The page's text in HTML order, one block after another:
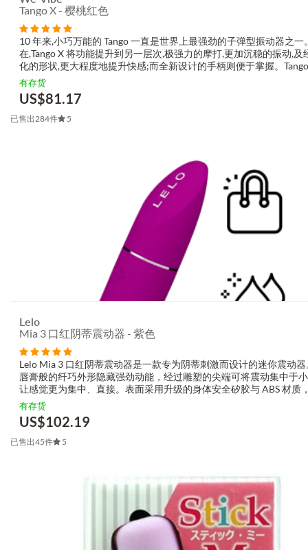
Tango X - 樱桃红色
10 年来,小巧万能的 Tango 一直是世界上最强劲的子弹型振动器之一
在,Tango X 将功能提升到另一层次,极强力的摩打,更加沉稳的振动,及
化的形状,更大程度地提升快感;而全新设计的手柄则便于掌握。
地击中您的性感部位。小巧、强劲且精准,Tango X 非常适合握于...
有存货
US$81.17
已售出284件 5
Lelo
Mia 3 口红阴蒂震动器 - 紫色
Lelo Mia 3 口红阴蒂震动器是一款专为阴蒂刺激而设计的迷你震动
唇膏般的纤巧外形隐藏强劲动能，经过雕塑的尖端可将震动集中于
让感觉更为集中、直接。表面采用升级的身体安全矽胶与 ABS 材质
细腻并带有温暖手感。内建可充电锂电池与 USB 充电功能，加上低
dB...
有存货
US$102.19
已售出45件 5